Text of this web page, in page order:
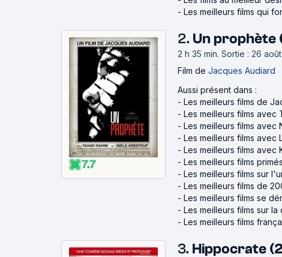
- Les meilleurs films qui
7.7
2. Un
2 h 35 min. Sortie : 26
Film de Jacques Audiard
Aussi présent dans :
- Les meilleurs films de
- Les meilleurs films avec
- Les meilleurs films avec
- Les meilleurs films avec
- Les meilleurs films avec
- Les meilleurs films
- Les meilleurs films sur
- Les meilleurs films de
- Les meilleurs films se
- Les meilleurs films sur la
- Les meilleurs films
3. Hippocrate